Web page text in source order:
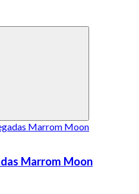
Marrom Moon